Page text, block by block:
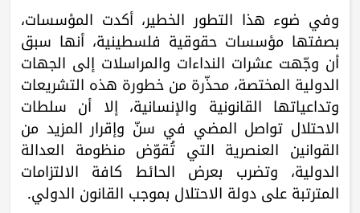
وفي ضوء هذا التطور الخطير، أكدت المؤسسات،
بصفتها مؤسسات حقوقية فلسطينية، أنها سبق
أن وجّهت عشرات النداءات والمراسلات إلى الجهات
الدولية المختصة، محذّرة من خطورة هذه التشريعات
وتداعياتها القانونية والإنسانية، إلا أن سلطات
الاحتلال تواصل المضي في سنّ وإقرار المزيد من
القوانين العنصرية التي تُقوّض منظومة العدالة
الدولية، وتضرب بعرض الحائط كافة الالتزامات
المترتبة على دولة الاحتلال بموجب القانون الدولي.